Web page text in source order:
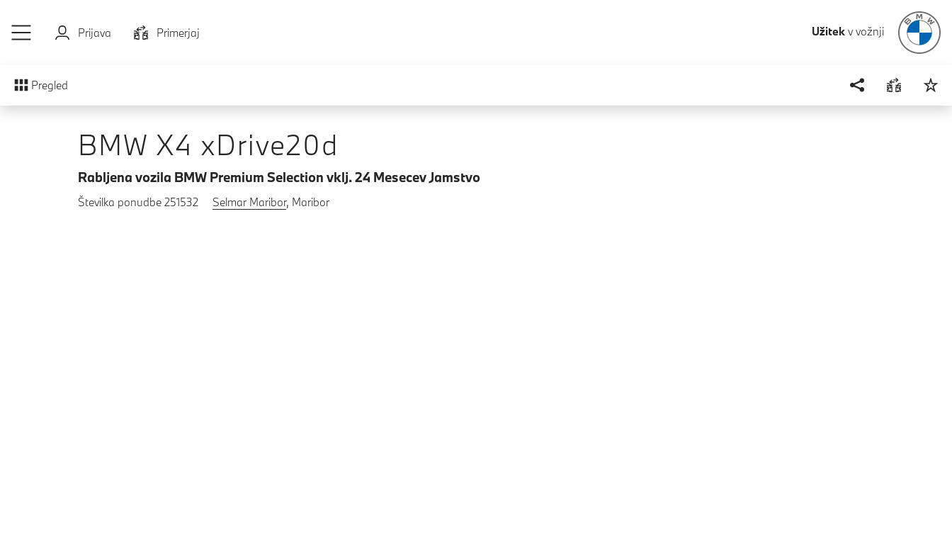
Prijava
Primerjaj Užitek v vožnji
Pregled
BMW X4 xDrive20d
Rabljena vozila BMW Premium Selection vklj. 24 Mesecev Jamstvo
Številka ponudbe 251532 Selmar Maribor, Maribor